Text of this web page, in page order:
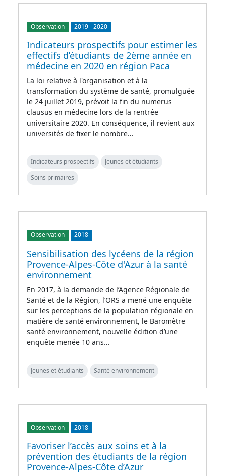
Observation 2019-2020
Indicateurs prospectifs pour estimer les
effectifs d’étudiants de 2ème année en
médecine en 2020 en région Paca
La loi relative à l'organisation et à la
transformation du système de santé, promulguée
le 24 juillet 2019, prévoit la fin du numerus
clausus en médecine lors de la rentrée
universitaire 2020. En conséquence, il revient aux
universités de fixer le nombre…
Indicateurs prospectifs
Jeunes et étudiants
Soins primaires
Observation 2018
Sensibilisation des lycéens de la région
Provence-Alpes-Côte d'Azur à la santé
environnement
En 2017, à la demande de l’Agence Régionale de
Santé et de la Région, l’ORS a mené une enquête
sur les perceptions de la population régionale en
matière de santé environnement, le Baromètre
santé environnement, nouvelle édition d’une
enquête menée 10 ans…
Jeunes et étudiants Santé environnement
Observation 2018
Favoriser l’accès aux soins et à la
prévention des étudiants de la région
Provence-Alpes-Côte d’Azur